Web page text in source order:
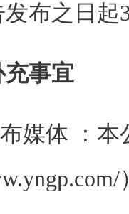
发布之日
充事宜
媒体 ：